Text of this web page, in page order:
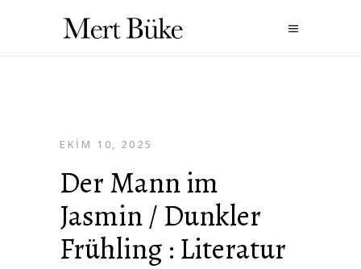
EKIM 10, 2025
Der Mann im
Jasmin / Dunkler
Frühling : Literatur